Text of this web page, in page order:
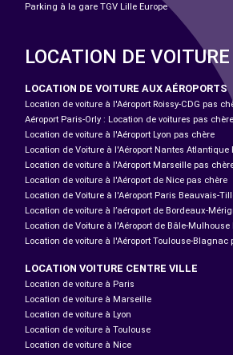
Parking à la gare TGV Lille Europe
LOCATION DE VOITURE
LOCATION DE VOITURE AUX AÉROPORTS
Location de voiture à l'Aéroport Roissy-CDG pas
Aéroport Paris-Orly : Location de voitures pas chère
Location de voiture à l'Aéroport Lyon pas chère
Location de Voiture à l'Aéroport Nantes Atlantique
Location de voiture à l'Aéroport Marseille pas
Location de voiture à l'Aéroport de Nice pas chère
Location de Voiture à l'Aéroport Paris Beauvais-
Location de voiture à l’aéroport de Bordeaux-
Location de Voiture à l'Aéroport de Bâle-Mulhouse
Location de voiture à l'Aéroport Toulouse-Blagnac
LOCATION VOITURE CENTRE VILLE
Location de voiture à Paris
Location de voiture à Marseille
Location de voiture à Lyon
Location de voiture à Toulouse
Location de voiture à Nice